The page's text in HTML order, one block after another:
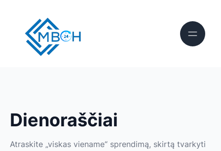
Dienoraščiai
Atraskite „viskas viename“ sprendimą, skirtą tvarkyti